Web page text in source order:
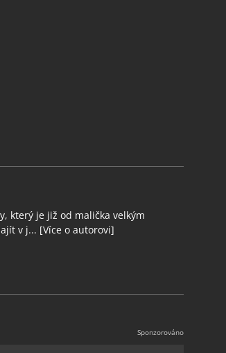
který je již od malička velkým
v j... [Více o autorovi]